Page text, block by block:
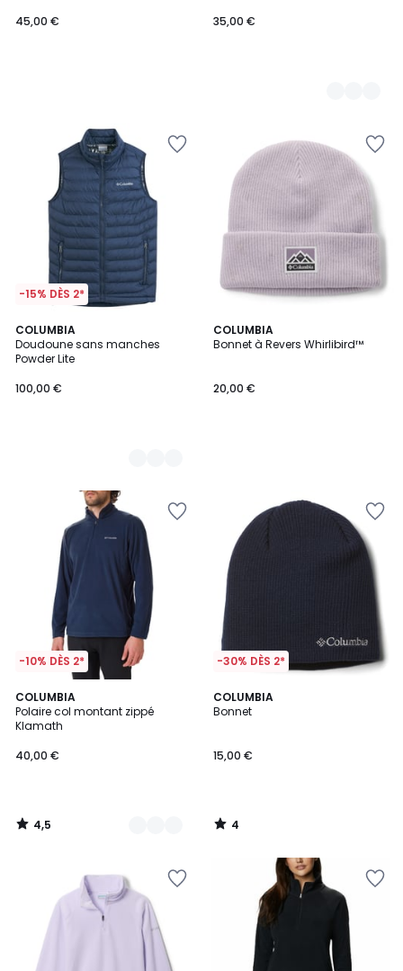
45,00 €
35,00 €
-15% DÈS 2*
COLUMBIA
Doudoune sans manches
Powder Lite
100,00 €
2
Couleurs
COLUMBIA
Bonnet à Revers Whirlibird™
20,00 €
-10% DÈS 2*
COLUMBIA
Polaire col montant zippé
Klamath
40,00 €
4,5
/ 5
4
Couleurs
4,5
/
-30% DÈS 2*
COLUMBIA
Bonnet
15,00 €
4
/
4
/